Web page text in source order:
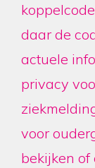
daar de
actuele
privacy
voor
bekijken